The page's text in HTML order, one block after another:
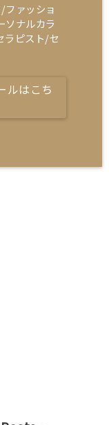
ファッショ
ソナルカラ
ラピスト/セ
ルはこち